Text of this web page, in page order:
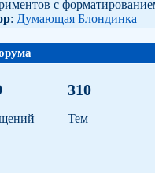
с
: Думающая Блондинка
310
Тем